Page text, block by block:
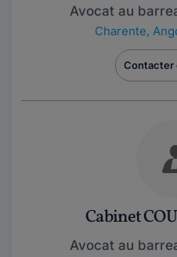
Avocat au
Charente,
Contacter
Cabinet
Avocat au